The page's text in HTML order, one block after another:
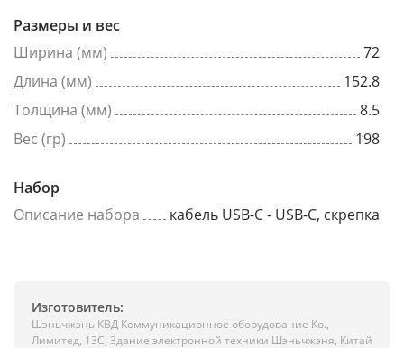
Размеры и вес
Ширина (мм)
72
Длина (мм)
152.8
Толщина (мм)
8.5
Вес (гр)
198
Набор
Описание набора
кабель USB-C - USB-C, скрепка
Изготовитель:
Шэньчжэнь КВД Коммуникационное оборудование Ко.,
Лимитед, 13C, Здание электронной техники Шэньчжэня, Китай